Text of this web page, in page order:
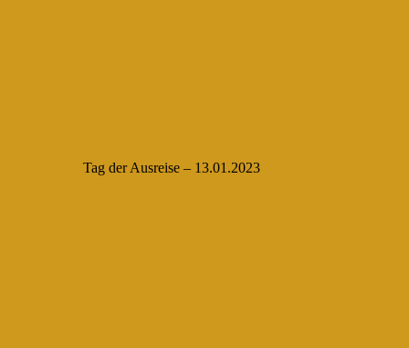
Tag der Ausreise – 13.01.2023